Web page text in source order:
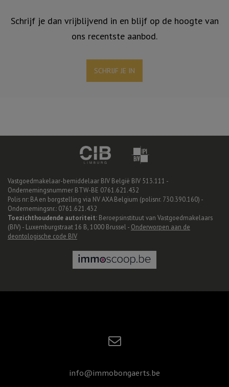
Schrijf je dan vrijblijvend in en blijf op de hoogte van
ons recentste aanbod.
SCHRIJF JE IN
Vastgoedmakelaar-bemiddelaar BIV België BIV 513.111 -
Ondernemingsnummer BTW-BE 0761.621.432
Polis nr: BA en borgstelling via NV AXA Belgium (polisnr. 730.390.160) -
Ondernemingsnr.: 0761.621.432
Toezichthoudende autoriteit: Beroepsinstituut van Vastgoedmakelaars
(BIV) - Luxemburgstraat 16 B, 1000 Brussel - Onderworpen aan de
deontologische code BIV
info@immobongaerts.be